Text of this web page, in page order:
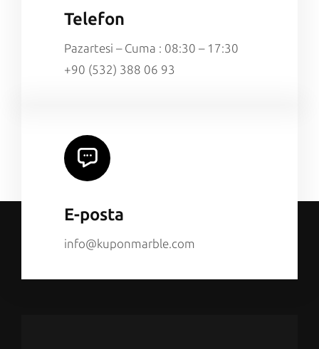
Telefon
Pazartesi – Cuma : 08:30 – 17:30
+90 (532) 388 06 93
E-posta
info@kuponmarble.com